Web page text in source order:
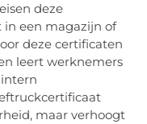
deze
in een magazijn of
deze certificaten
leert werknemers
maar verhoogt